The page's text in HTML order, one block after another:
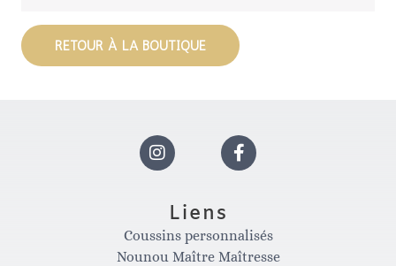
RETOUR À LA BOUTIQUE
I
n
F
Liens
Coussins personnalisés
Nounou Maître Maîtresse